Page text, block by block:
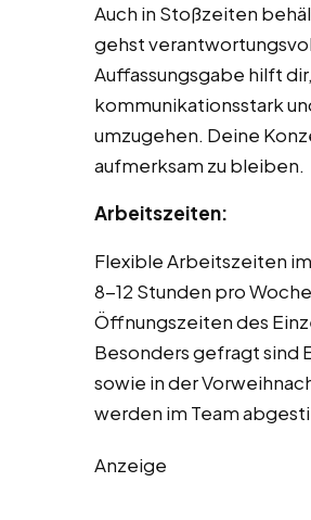
Auch in Stoßzeiten
gehst
Auffassungsgabe hilft
kommunikationsstark
umzugehen. Deine
aufmerksam zu bleiben.
Arbeitszeiten:
Flexible Arbeitszeiten
8-12 Stunden pro
Öffnungszeiten des
Besonders gefragt sind
sowie in der
werden im Team
Anzeige